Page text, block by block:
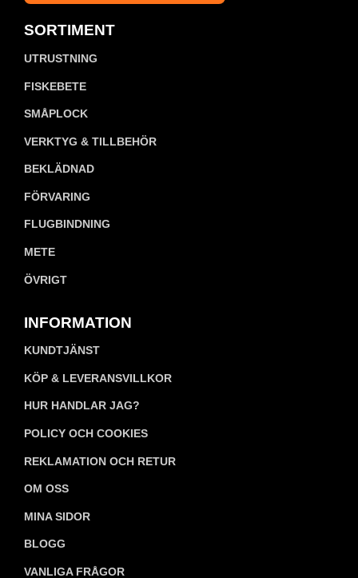
SORTIMENT
UTRUSTNING
FISKEBETE
SMÅPLOCK
VERKTYG & TILLBEHÖR
BEKLÄDNAD
FÖRVARING
FLUGBINDNING
METE
ÖVRIGT
INFORMATION
KUNDTJÄNST
KÖP & LEVERANSVILLKOR
HUR HANDLAR JAG?
POLICY OCH COOKIES
REKLAMATION OCH RETUR
OM OSS
MINA SIDOR
BLOGG
VANLIGA FRÅGOR